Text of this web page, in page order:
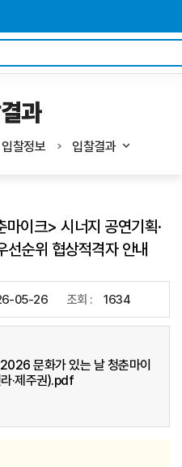
과
입찰정보 입찰결과
이크> 시너지 공연기획·
선순위 협상적격자 안내
05-26 조회 : 1634
문화가 있는 날 청춘마이
·제주권).pdf